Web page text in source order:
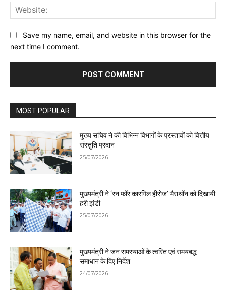
Save my name, email, and website in this browser for the
next time I comment.
MOST POPULAR
मुख्य सचिव ने की विभिन्न विभागों के प्रस्तावों को वित्तीय
संस्तुति प्रदान
25/07/2026
मुख्यमंत्री ने ‘रन फॉर कारगिल हीरोज’ मैराथॉन को दिखायी
हरी झंडी
25/07/2026
मुख्यमंत्री ने जन समस्याओं के त्वरित एवं समयबद्ध
समाधान के दिए निर्देश
24/07/2026